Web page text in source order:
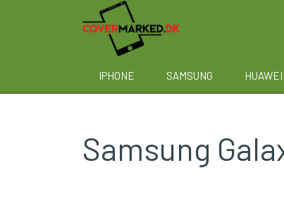
IPHONE SAMSUNG HUAWEI
Samsung